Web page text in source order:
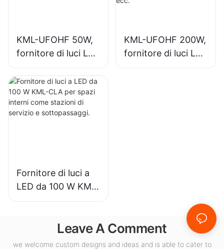
KML-UFOHF 50W,
fornitore di luci LED
ad alta luminosità
per impianti
industriali,
magazzini e altre
KML-UFOHF 200W,
fornitore di luci LED
ad alta luminosità
Fornitore di luci a
LED da 100 W KML-
CLA per spazi
stazioni di servizio
e sottopassaggi.
Leave A Comment
we welcome custom designs and ideas and is able to cater to